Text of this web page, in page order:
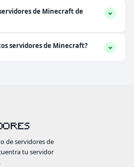
de Minecraft de
servidores de Minecraft?
de servidores de
tu servidor